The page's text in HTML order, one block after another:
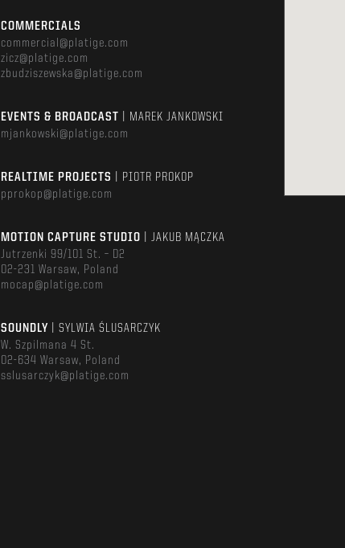
COMMERCIALS
commercial@platige.com
zicz@platige.com
zbudziszewska@platige.com
EVENTS & BROADCAST
| MAREK JANKOWSKI
mjankowski@platige.com
REALTIME PROJECTS
| PIOTR PROKOP
pprokop@platige.com
MOTION CAPTURE STUDIO
| JAKUB MĄCZKA
Jutrzenki 99/101 St. – D2
02-231 Warsaw, Poland
mocap@platige.com
SOUNDLY
| SYLWIA ŚLUSARCZYK
W. Szpilmana 4 St.
02-634 Warsaw, Poland
sslusarczyk@platige.com